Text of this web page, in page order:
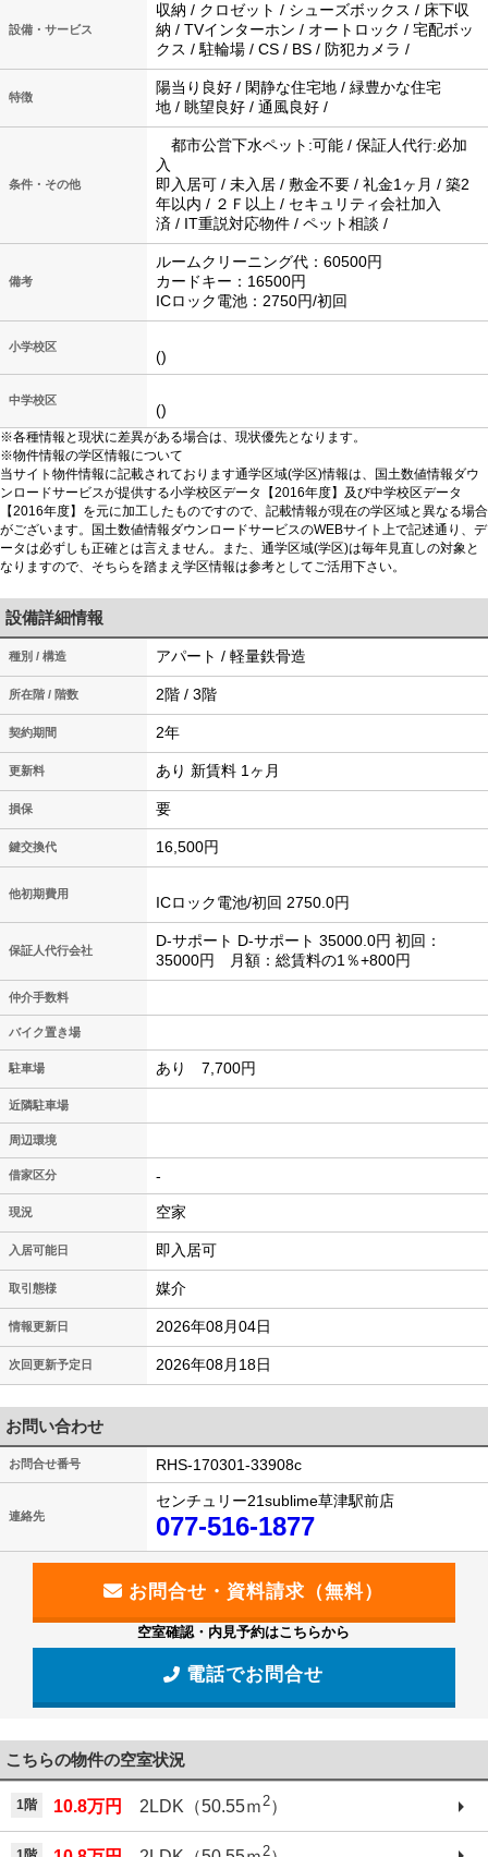
設備・サービス
収納 / クロゼット / シューズボックス / 床下収
納 / TVインターホン / オートロック / 宅配ボッ
クス / 駐輪場 / CS / BS / 防犯カメラ /
特徴
陽当り良好 / 閑静な住宅地 / 緑豊かな住宅
地 / 眺望良好 / 通風良好 /
条件・その他
都市公営下水ペット:可能 / 保証人代行:必加
入
即入居可 / 未入居 / 敷金不要 / 礼金1ヶ月 / 築2
年以内 / ２Ｆ以上 / セキュリティ会社加入
済 / IT重説対応物件 / ペット相談 /
備考
ルームクリーニング代：60500円
カードキー：16500円
ICロック電池：2750円/初回
小学校区
()
中学校区
()
※各種情報と現状に差異がある場合は、現状優先となります。
※物件情報の学区情報について
当サイト物件情報に記載されております通学区域(学区)情報は、国土数値情報ダウ
ンロードサービスが提供する小学校区データ【2016年度】及び中学校区データ
【2016年度】を元に加工したものですので、記載情報が現在の学区域と異なる場合
がございます。国土数値情報ダウンロードサービスのWEBサイト上で記述通り、デ
ータは必ずしも正確とは言えません。また、通学区域(学区)は毎年見直しの対象と
なりますので、そちらを踏まえ学区情報は参考としてご活用下さい。
設備詳細情報
種別 / 構造 アパート / 軽量鉄骨造
所在階 / 階数 2階 / 3階
契約期間 2年
更新料 あり 新賃料 1ヶ月
損保 要
鍵交換代 16,500円
他初期費用 ICロック電池/初回 2750.0円
保証人代行会社
D-サポート D-サポート 35000.0円 初回：
35000円 月額：総賃料の1％+800円
仲介手数料
バイク置き場
駐車場 あり 7,700円
近隣駐車場
周辺環境
借家区分 -
現況 空家
入居可能日 即入居可
取引態様 媒介
情報更新日 2026年08月04日
次回更新予定日 2026年08月18日
お問い合わせ
お問合せ番号 RHS-170301-33908c
連絡先
センチュリー21sublime草津駅前店
077-516-1877
空室確認・内見予約はこちらから
電話でお問合せ
こちらの物件の空室状況
1階 10.8万円 2LDK（50.55ｍ2）
2